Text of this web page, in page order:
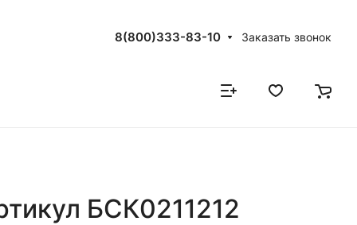
8(800)333-83-10 Заказать звонок
БСК0211212